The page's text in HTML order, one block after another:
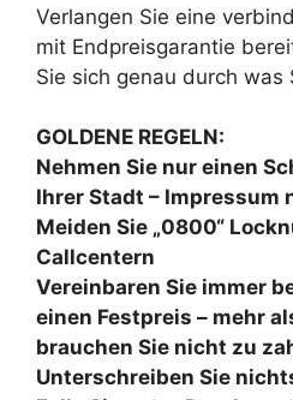
Verlangen Sie eine
mit Endpreisgarantie
Sie sich genau durch was
GOLDENE REGELN:
Nehmen Sie nur einen
Ihrer Stadt – Impressum
Meiden Sie „0800“
Callcentern
Vereinbaren Sie immer
einen Festpreis – mehr
brauchen Sie nicht zu
Unterschreiben Sie